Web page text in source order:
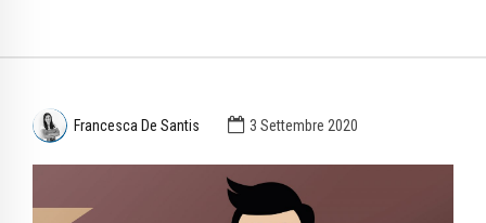
Francesca De Santis 3 Settembre 2020